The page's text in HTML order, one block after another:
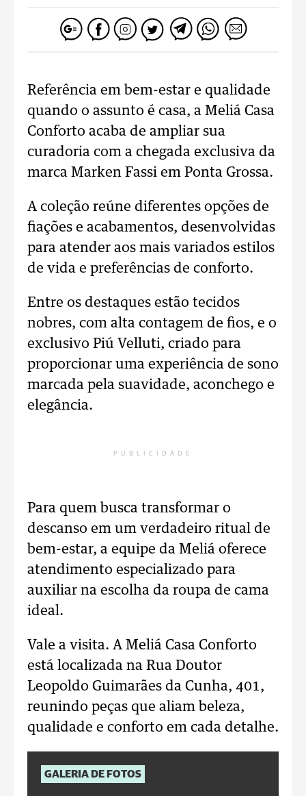
Referência em bem-estar e qualidade
quando o assunto é casa, a Meliá Casa
Conforto acaba de ampliar sua
curadoria com a chegada exclusiva da
marca Marken Fassi em Ponta Grossa.
A coleção reúne diferentes opções de
fiações e acabamentos, desenvolvidas
para atender aos mais variados estilos
de vida e preferências de conforto.
Entre os destaques estão tecidos
nobres, com alta contagem de fios, e o
exclusivo Piú Velluti, criado para
proporcionar uma experiência de sono
marcada pela suavidade, aconchego e
elegância.
PUBLICIDADE
Para quem busca transformar o
descanso em um verdadeiro ritual de
bem-estar, a equipe da Meliá oferece
atendimento especializado para
auxiliar na escolha da roupa de cama
ideal.
Vale a visita. A Meliá Casa Conforto
está localizada na Rua Doutor
Leopoldo Guimarães da Cunha, 401,
reunindo peças que aliam beleza,
qualidade e conforto em cada detalhe.
GALERIA DE FOTOS